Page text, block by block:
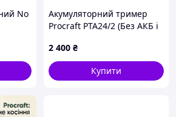
No
Акумуляторний тример
Procraft PTA24/2 (Без АКБ і
2 400 ₴
Купити